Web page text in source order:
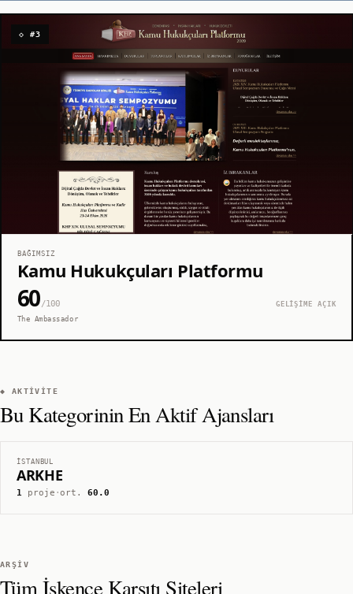
◇ #3
BAĞIMSIZ
Kamu Hukukçuları Platformu
60/100
GELİŞİME AÇIK
The Ambassador
◆ AKTIVITE
Bu Kategorinin En Aktif Ajansları
İSTANBUL
ARKHE
1proje ·ort.60.0
ARŞIV
Tümİşkence KarşıtıSiteleri